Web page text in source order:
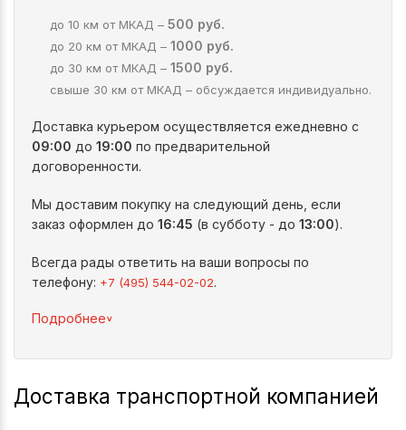
до 10 км от МКАД – 500 руб.
до 20 км от МКАД – 1000 руб.
до 30 км от МКАД – 1500 руб.
свыше 30 км от МКАД – обсуждается индивидуально.
Доставка курьером осуществляется ежедневно с
09:00 до 19:00 по предварительной
договоренности.
Мы доставим покупку на следующий день, если
заказ оформлен до 16:45 (в субботу - до 13:00).
Всегда рады ответить на ваши вопросы по
телефону: +7 (495) 544-02-02.
Подробнее^
Доставка транспортной компанией